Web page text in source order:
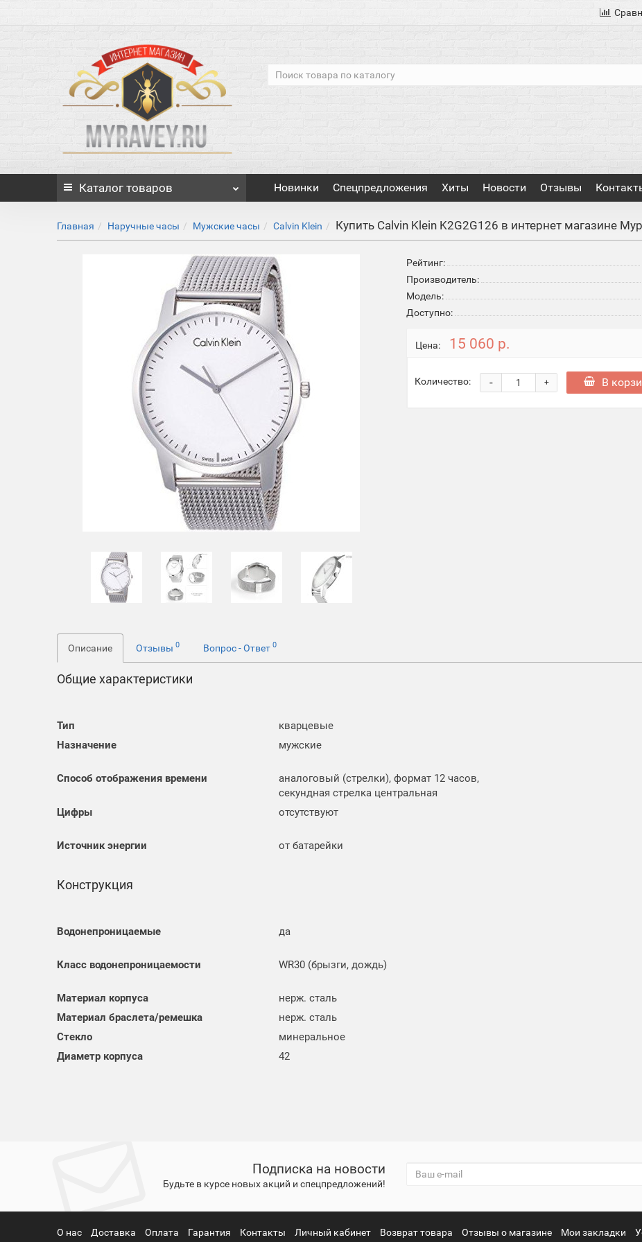
Каталог товаров Новинки Спецпредложения Хиты Новости Отзывы
Главная Наручные часы Мужские часы Calvin Klein Купить Calvin Klein K2G2G126 в интернет магазине
Рейтинг:
Производитель:
Модель:
Доступно:
Цена: 15 060 р.
Количество: +
- В
Описание Отзывы0 Вопрос - Ответ0
Общие характеристики
Тип
кварцевые
Назначение
мужские
Способ отображения времени
аналоговый (стрелки), формат 12 часов,
секундная стрелка центральная
Цифры
отсутствуют
Источник энергии от батарейки
Конструкция
Водонепроницаемые да
Класс водонепроницаемости WR30 (брызги, дождь)
Материал корпуса
нерж. сталь
Материал браслета/ремешка
нерж. сталь
Стекло
минеральное
Диаметр корпуса
42
Подписка на новости
Будьте в курсе новых акций и спецпредложений!
О нас Доставка Оплата Гарантия Контакты Личный кабинет Возврат товара Отзывы о магазине Мои закладки